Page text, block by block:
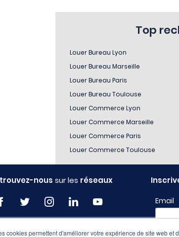
cookies permettent d'améliorer votre expérience de site web et
Top
Louer Bureau Lyon
Louer Bureau Marseille
Louer Bureau Paris
Louer Bureau Toulouse
Louer Commerce Lyon
Louer Commerce Marseille
Louer Commerce Paris
Louer Commerce Toulouse
nous sur les réseaux
Email
Profil